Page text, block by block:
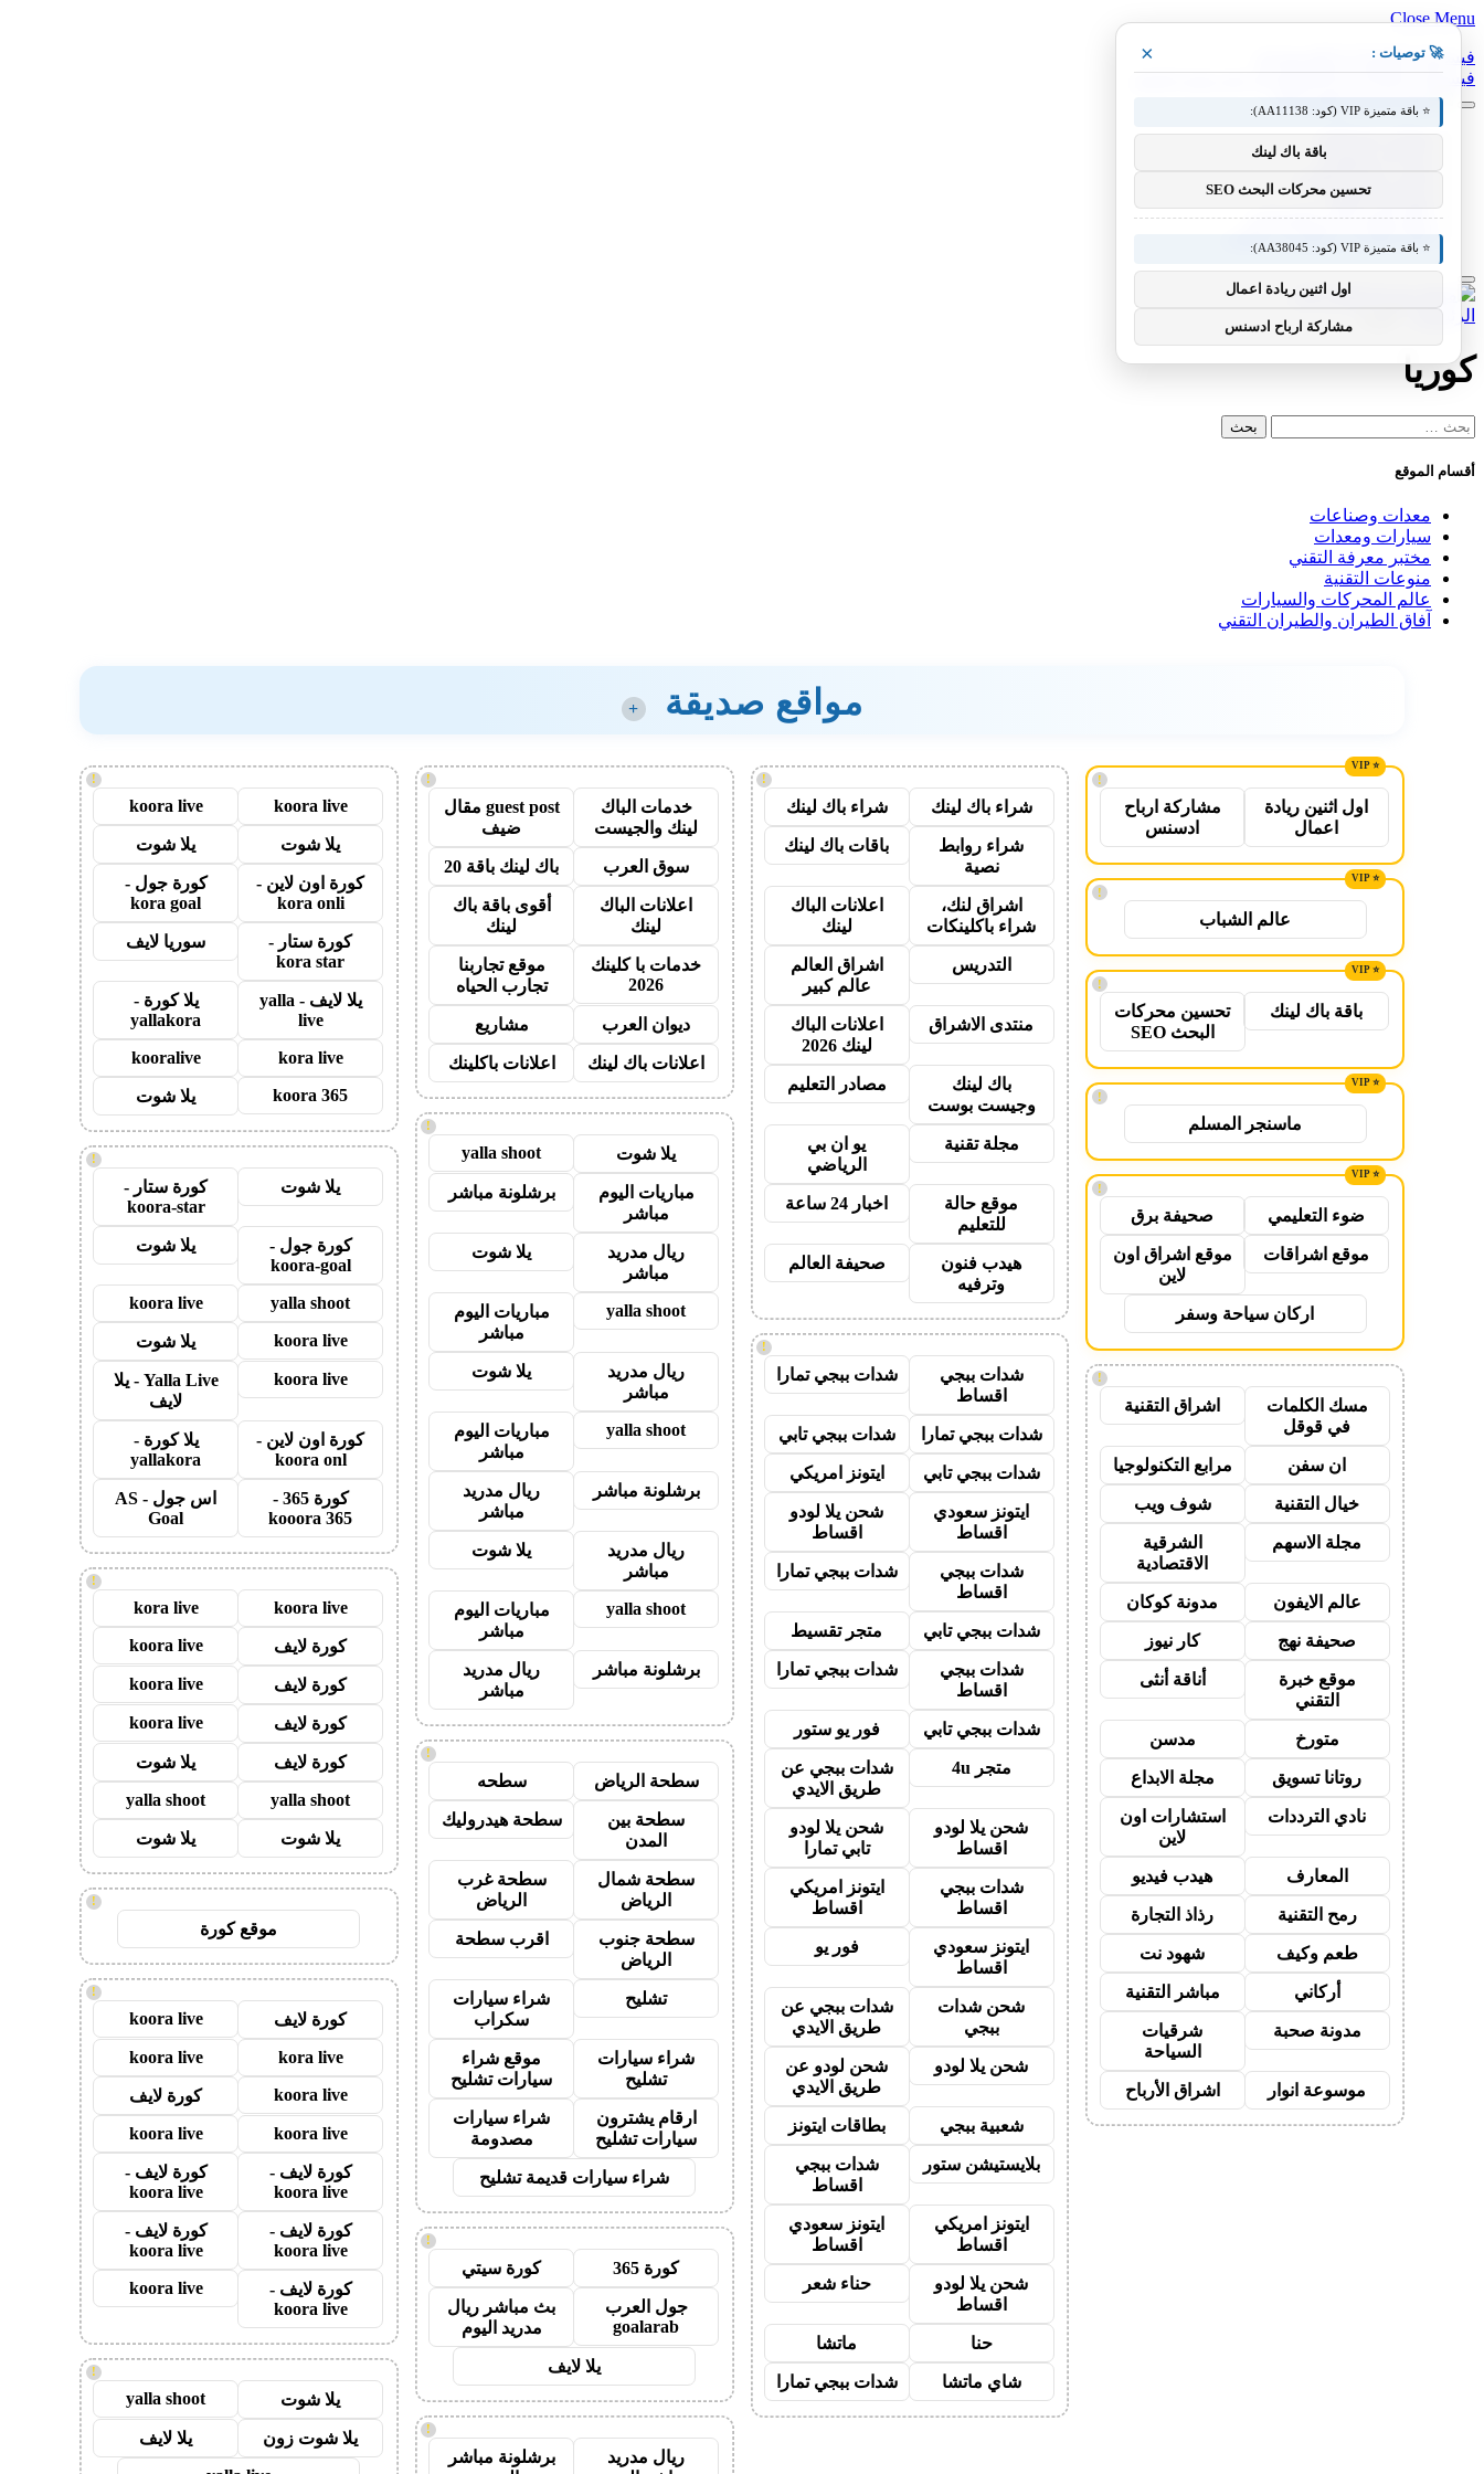
Close Menu
فيسبوك X (Twitter)
فيسبوك X (Twitter) الانستغرام بينتيريست فيميو
معدات وصناعات
سيارات ومعدات
منوعات التقنية
عالم المحركات والسيارات
الرئيسية
كوريا
البحث
أقسام الموقع
معدات وصناعات
سيارات ومعدات
مختبر معرفة التقني
منوعات التقنية
عالم المحركات والسيارات
آفاق الطيران والطيران التقني
مواقع صديقة +
!
اول اثنين ريادة
اعمال
مشاركة ارباح
ادسنس
!
عالم الشباب
!
باقة باك لينك
تحسين محركات
البحث SEO
!
ماسنجر المسلم
!
ضوء التعليمي صحيفة برق
موقع اشراقات
موقع اشراق اون
لاين
اركان سياحة وسفر
!
مسك الكلمات
في قوقل
اشراق التقنية
ان سفن مرابع التكنولوجيا
خيال التقنية شوف ويب
مجلة الاسهم
الشرقية
الاقتصادية
عالم الايفون مدونة كوكان
صحيفة نهج كار نيوز
موقع خبرة
التقني
أناقة أنثى
متورخ مدسن
روتانا تسويق مجلة الابداع
نادي الترددات
استشارات اون
لاين
المعارف هيدب فيديو
رمح التقنية رذاذ التجارة
طعم وكيف شهود نت
أركاني مباشر التقنية
مدونة صحبة
شرقيات
السياحة
موسوعة انوار اشراق الأرباح
!
شراء باك لينك شراء باك لينك
شراء روابط
نصية
باقات باك لينك
اشراق لنك،
شراء باكلينكات
اعلانات الباك
لينك
التدريس
اشراق العالم
عالم كبير
منتدى الاشراق
اعلانات الباك
لينك 2026
باك لينك
وجيست بوست
مصادر التعليم
مجلة تقنية
يو ان بي
الرياضي
موقع حالة
للتعليم
اخبار 24 ساعة
هيدب فنون
وترفيه
صحيفة العالم
!
شدات ببجي
اقساط
شدات ببجي تمارا
شدات ببجي تمارا شدات ببجي تابي
شدات ببجي تابي ايتونز امريكي
ايتونز سعودي
اقساط
شحن يلا لودو
اقساط
شدات ببجي
اقساط
شدات ببجي تمارا
شدات ببجي تابي متجر تقسيط
شدات ببجي
اقساط
شدات ببجي تمارا
شدات ببجي تابي فور يو ستور
متجر 4u
شدات ببجي عن
طريق الايدي
شحن يلا لودو
اقساط
شحن يلا لودو
تابي تمارا
شدات ببجي
اقساط
ايتونز امريكي
اقساط
ايتونز سعودي
اقساط
فور يو
شحن شدات
ببجي
شدات ببجي عن
طريق الايدي
شحن يلا لودو
شحن لودو عن
طريق الايدي
شعبية ببجي بطاقات ايتونز
بلايستيشن ستور
شدات ببجي
اقساط
ايتونز امريكي
اقساط
ايتونز سعودي
اقساط
شحن يلا لودو
اقساط
حناء شعر
حنا ماتشا
شاي ماتشا شدات ببجي تمارا
!
خدمات الباك
لينك والجيست
guest post مقال
ضيف
سوق العرب باك لينك باقة 20
اعلانات الباك
لينك
أقوى باقة باك
لينك
خدمات با كلينك
2026
موقع تجاربنا
تجارب الحياه
ديوان العرب مشاريع
اعلانات باك لينك اعلانات باكلينك
!
يلا شوت yalla shoot
مباريات اليوم
مباشر
برشلونة مباشر
ريال مدريد
مباشر
يلا شوت
yalla shoot
مباريات اليوم
مباشر
ريال مدريد
مباشر
يلا شوت
yalla shoot
مباريات اليوم
مباشر
برشلونة مباشر
ريال مدريد
مباشر
ريال مدريد
مباشر
يلا شوت
yalla shoot
مباريات اليوم
مباشر
برشلونة مباشر
ريال مدريد
مباشر
!
سطحة الرياض سطحه
سطحة بين
المدن
سطحة هيدروليك
سطحة شمال
الرياض
سطحة غرب
الرياض
سطحة جنوب
الرياض
اقرب سطحة
تشليح
شراء سيارات
سكراب
شراء سيارات
تشليح
موقع شراء
سيارات تشليح
ارقام يشترون
سيارات تشليح
شراء سيارات
مصدومة
شراء سيارات قديمة تشليح
!
كورة 365 كورة سيتي
جول العرب
goalarab
بث مباشر ريال
مدريد اليوم
يلا لايف
!
ريال مدريد
برشلونة مباشر
!
koora live
koora live
يلا شوت يلا شوت
كورة اون لاين -
kora onli
كورة جول -
kora goal
كورة ستار -
kora star
سوريا لايف
يلا لايف - yalla
live
يلا كورة -
yallakora
kora live
kooralive
koora 365
يلا شوت
!
يلا شوت
كورة ستار -
koora-star
كورة جول -
koora-goal
يلا شوت
yalla shoot
koora live
koora live
يلا شوت
koora live
Yalla Live - يلا
لايف
كورة اون لاين -
koora onl
يلا كورة -
yallakora
كورة 365 -
kooora 365
اس جول - AS
Goal
!
koora live
kora live
كورة لايف koora live
كورة لايف koora live
كورة لايف koora live
كورة لايف
يلا شوت
yalla shoot
yalla shoot
يلا شوت يلا شوت
!
موقع كورة
!
كورة لايف koora live
kora live
koora live
koora live
كورة لايف
koora live
koora live
كورة لايف -
koora live
كورة لايف -
koora live
كورة لايف -
koora live
كورة لايف -
koora live
كورة لايف -
koora live
koora live
!
يلا شوت yalla shoot
يلا شوت زون
يلا لايف
🚀 توصيات : ×
⭐ باقة متميزة VIP (كود: AA11138):
باقة باك لينك
تحسين محركات البحث SEO
⭐ باقة متميزة VIP (كود: AA38045):
اول اثنين ريادة اعمال
مشاركة ارباح ادسنس